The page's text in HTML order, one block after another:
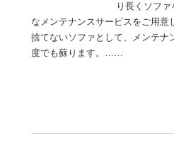
り長くソフ
なメンテナンスサービスをご用意
捨てないソファとして、メンテナ
度でも蘇ります。……